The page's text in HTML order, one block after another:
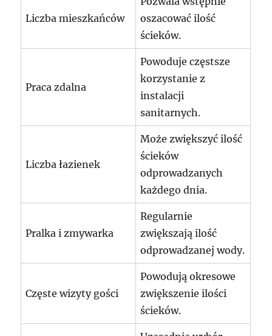
Liczba mieszkańców
oszacować ilość
ścieków.
Praca zdalna
Powoduje częstsze
korzystanie z
instalacji
sanitarnych.
Liczba łazienek
Może zwiększyć ilość
ścieków
odprowadzanych
każdego dnia.
Pralka i zmywarka
Regularnie
zwiększają ilość
odprowadzanej wody.
Częste wizyty gości
Powodują okresowe
zwiększenie ilości
ścieków.